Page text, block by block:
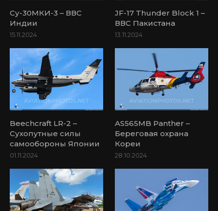
Су-30МКИ-3 – ВВС
Индии
15.11.2024
JF-17 Thunder Block 1 –
ВВС Пакистана
13.11.2024
Beechcraft LR-2 –
Сухопутные силы
самообороны Японии
01.11.2024
AS565MB Panther –
Береговая охрана
Кореи
28.10.2024